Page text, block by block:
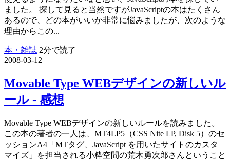
ました。 探して見ると当然ですがJavaScriptの本はたくさん
あるので、どの本がいいか非常に悩みましたが、次のような
理由からこの...
本・雑誌 2分で読了
2008-03-12
Movable Type WEBデザインの新しいル
ール - 感想
Movable Type WEBデザインの新しいルールを読みました。
この本の著者の一人は、MT4LP5（CSS Nite LP, Disk 5）のセ
ッションA4「MTタグ、JavaScript を用いたサイトのカスタ
マイズ」を担当される小粋空間の荒木勇次郎さんということ